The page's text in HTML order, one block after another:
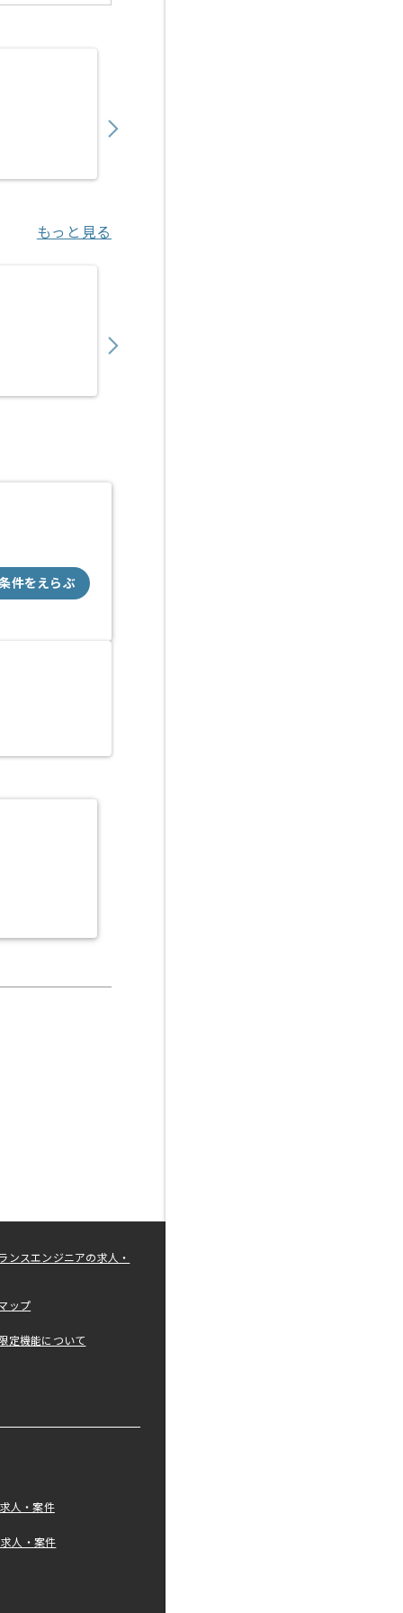
もっと見る
件をえらぶ
ンスエンジニアの求人・
ップ
定機能について
人・案件
人・案件